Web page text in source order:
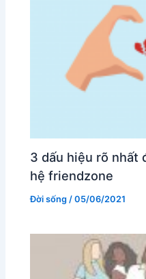
3 dấu hiệu rõ nhất
hệ friendzone
Đời sống /05/06/2021